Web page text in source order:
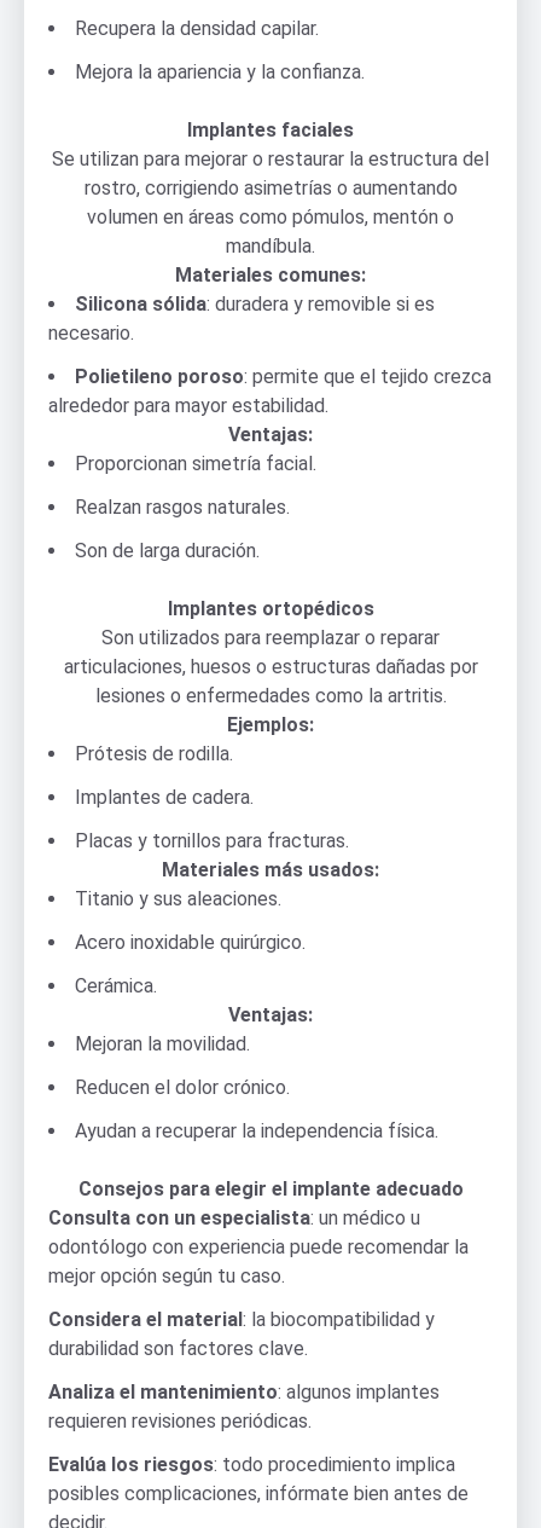
Recupera la densidad capilar.
Mejora la apariencia y la confianza.
Implantes faciales
Se utilizan para mejorar o restaurar la estructura del
rostro, corrigiendo asimetrías o aumentando
volumen en áreas como pómulos, mentón o
mandíbula.
Materiales comunes:
Silicona sólida: duradera y removible si es
necesario.
Polietileno poroso: permite que el tejido crezca
alrededor para mayor estabilidad.
Ventajas:
Proporcionan simetría facial.
Realzan rasgos naturales.
Son de larga duración.
Implantes ortopédicos
Son utilizados para reemplazar o reparar
articulaciones, huesos o estructuras dañadas por
lesiones o enfermedades como la artritis.
Ejemplos:
Prótesis de rodilla.
Implantes de cadera.
Placas y tornillos para fracturas.
Materiales más usados:
Titanio y sus aleaciones.
Acero inoxidable quirúrgico.
Cerámica.
Ventajas:
Mejoran la movilidad.
Reducen el dolor crónico.
Ayudan a recuperar la independencia física.
Consejos para elegir el implante adecuado
Consulta con un especialista: un médico u
odontólogo con experiencia puede recomendar la
mejor opción según tu caso.
Considera el material: la biocompatibilidad y
durabilidad son factores clave.
Analiza el mantenimiento: algunos implantes
requieren revisiones periódicas.
Evalúa los riesgos: todo procedimiento implica
posibles complicaciones, infórmate bien antes de
decidir.